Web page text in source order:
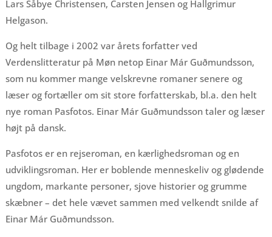
Lars Såbye Christensen, Carsten Jensen og Hallgrimur
Helgason.
Og helt tilbage i 2002 var årets forfatter ved
Verdenslitteratur på Møn netop Einar Már Guðmundsson,
som nu kommer mange velskrevne romaner senere og
læser og fortæller om sit store forfatterskab, bl.a. den helt
nye roman Pasfotos. Einar Már Guðmundsson taler og læser
højt på dansk.
Pasfotos er en rejseroman, en kærlighedsroman og en
udviklingsroman. Her er boblende menneskeliv og glødende
ungdom, markante personer, sjove historier og grumme
skæbner – det hele vævet sammen med velkendt snilde af
Einar Már Guðmundsson.